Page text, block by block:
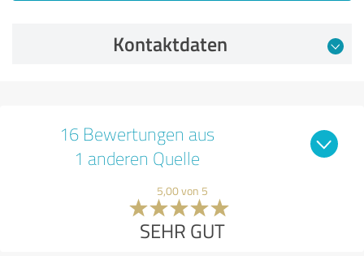
Kontaktdaten
16 Bewertungen aus
1 anderen Quelle
5,00 von 5
SEHR GUT